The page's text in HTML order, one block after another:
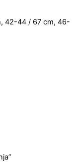
42-44 / 67 cm, 46-